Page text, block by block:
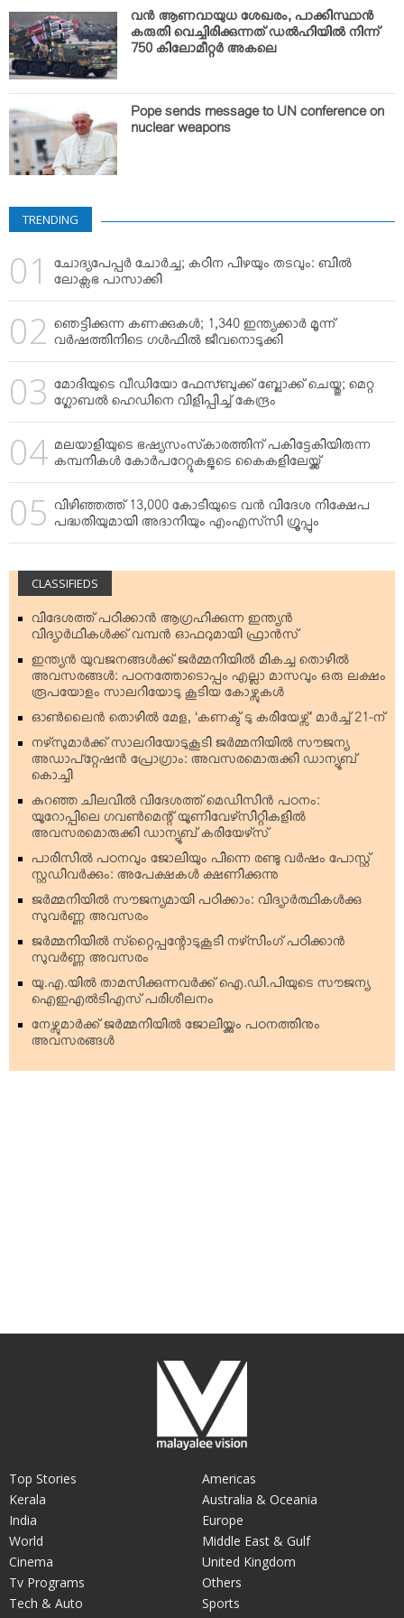
VIDEOS
YOUR SAY
COOKERY
KARSHAKAN
TOURS & TRAVEL
GREETINGS
CLASSIFIEDS
OBITUARY
വന്‍ ആണവായുധ ശേഖരം; പാക്കിസ്ഥാന്‍
കരുതി വെച്ചിരിക്കുന്നത് ഡല്‍ഹിയില്‍ നിന്ന്
750 കിലോമീറ്റര്‍ അകലെ
Pope sends message to UN conference on
nuclear weapons
TRENDING
ചോദ്യപേപ്പര്‍ ചോര്‍ച്ച; കഠിന പിഴയും തടവും: ബില്‍
ലോക്സഭ പാസാക്കി
ഞെട്ടിക്കുന്ന കണക്കുകള്‍; 1,340 ഇന്ത്യക്കാര്‍ മൂന്ന്
വര്‍ഷത്തിനിടെ ഗള്‍ഫില്‍ ജീവനൊടുക്കി
മോദിയുടെ വീഡിയോ ഫേസ്ബുക്ക് ബ്ലോക്ക് ചെയ്തു; മെറ്റ
ഗ്ലോബല്‍ ഹെഡിനെ വിളിപ്പിച്ച് കേന്ദ്രം
മലയാളിയുടെ ഭഷ്യസംസ്‌കാരത്തിന് പകിട്ടേകിയിരുന്ന
കമ്പനികള്‍ കോര്‍പറേറ്റുകളുടെ കൈകളിലേയ്ക്ക്
വിഴിഞ്ഞത്ത് 13,000 കോടിയുടെ വന്‍ വിദേശ നിക്ഷേപ
പദ്ധതിയുമായി അദാനിയും എംഎസ്‌സി ഗ്രൂപ്പും
CLASSIFIEDS
വിദേശത്ത് പഠിക്കാന്‍ ആഗ്രഹിക്കുന്ന ഇന്ത്യന്‍
വിദ്യാര്‍ഥികള്‍ക്ക് വമ്പന്‍ ഓഫറുമായി ഫ്രാന്‍സ്
ഇന്ത്യന്‍ യുവജനങ്ങള്‍ക്ക് ജര്‍മ്മനിയില്‍ മികച്ച തൊഴില്‍
അവസരങ്ങള്‍: പഠനത്തോടൊപ്പം എല്ലാ മാസവും ഒരു ലക്ഷം
രൂപയോളം സാലറിയോടു കൂടിയ കോഴ്സുകള്‍
ഓണ്‍ലൈന്‍ തൊഴില്‍ മേള, ‘കണക്ട് ടു കരിയേഴ്സ്’ മാര്‍ച്ച് 21-ന്
നഴ്‌സുമാര്‍ക്ക് സാലറിയോടുകൂടി ജര്‍മ്മനിയില്‍ സൗജന്യ
അഡാപ്റ്റേഷന്‍ പ്രോഗ്രാം: അവസരമൊരുക്കി ഡാന്യൂബ്
കൊച്ചി
കുറഞ്ഞ ചിലവില്‍ വിദേശത്ത് മെഡിസിന്‍ പഠനം:
യൂറോപ്പിലെ ഗവണ്‍മെന്റ് യൂണിവേഴ്‌സിറ്റികളില്‍
അവസരമൊരുക്കി ഡാന്യൂബ് കരിയേഴ്‌സ്
പാരിസില്‍ പഠനവും ജോലിയും പിന്നെ രണ്ടു വര്‍ഷം പോസ്റ്റ്
സ്റ്റഡിവര്‍ക്കും: അപേക്ഷകള്‍ ക്ഷണിക്കുന്നു
ജര്‍മ്മനിയില്‍ സൗജന്യമായി പഠിക്കാം: വിദ്യാര്‍ത്ഥികള്‍ക്കു
സുവര്‍ണ്ണ അവസരം
ജര്‍മ്മനിയില്‍ സ്‌റ്റൈപ്പന്റോടുകൂടി നഴ്‌സിംഗ് പഠിക്കാന്‍
സുവര്‍ണ്ണ അവസരം
യു.എ.യില്‍ താമസിക്കുന്നവര്‍ക്ക് ഐ.ഡി.പിയുടെ സൗജന്യ
ഐഇഎല്‍ടിഎസ് പരിശീലനം
നേഴ്സുമാര്‍ക്ക് ജര്‍മ്മനിയില്‍ ജോലിയ്ക്കും പഠനത്തിനും
അവസരങ്ങള്‍
Top Stories
Kerala
India
World
Cinema
Tv Programs
Tech & Auto
Americas
Australia & Oceania
Europe
Middle East & Gulf
United Kingdom
Others
Sports